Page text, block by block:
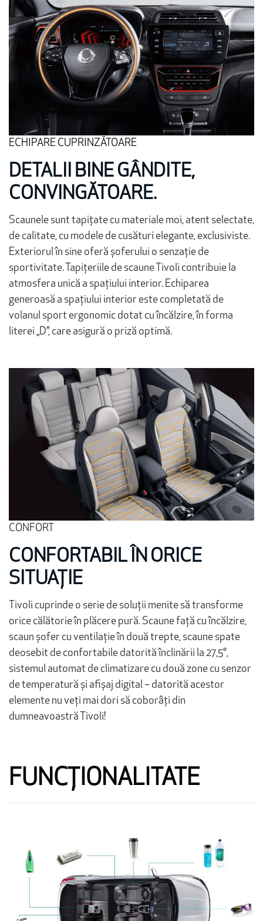
ECHIPARE CUPRINZĂTOARE
DETALII BINE GÂNDITE,
CONVINGĂTOARE.
Scaunele sunt tapițate cu materiale moi, atent selectate,
de calitate, cu modele de cusături elegante, exclusiviste.
Exteriorul în sine oferă șoferului o senzație de
sportivitate. Tapițeriile de scaune Tivoli contribuie la
atmosfera unică a spațiului interior. Echiparea
generoasă a spațiului interior este completată de
volanul sport ergonomic dotat cu încălzire, în forma
literei „D”, care asigură o priză optimă.
CONFORT
CONFORTABIL ÎN ORICE
SITUAȚIE
Tivoli cuprinde o serie de soluții menite să transforme
orice călătorie în plăcere pură. Scaune față cu încălzire,
scaun șofer cu ventilație în două trepte, scaune spate
deosebit de confortabile datorită înclinării la 27,5°,
sistemul automat de climatizare cu două zone cu senzor
de temperatură și afișaj digital – datorită acestor
elemente nu veți mai dori să coborâți din
dumneavoastră Tivoli!
FUNCȚIONALITATE